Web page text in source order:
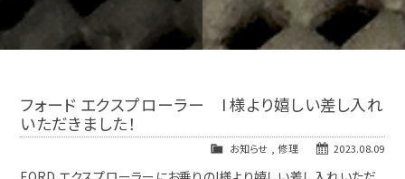
フォード エクスプローラー I 様より嬉しい差し入れ
いただきました！
2023.08.09
お知らせ ,修理